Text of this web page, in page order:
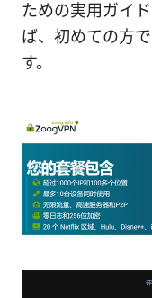
ための実用ガイ
ば、初めての方
す。